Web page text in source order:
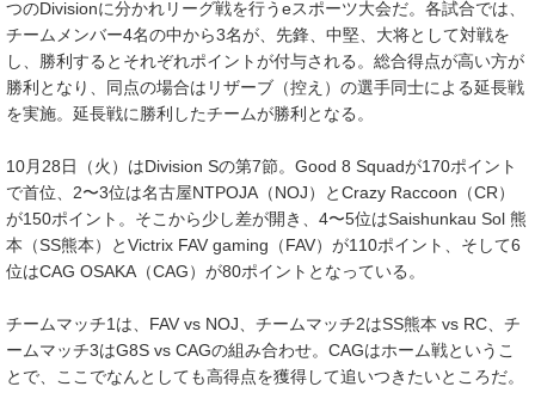
つのDivisionに分かれリーグ戦を行うeスポーツ大会だ。各試合では、
チームメンバー4名の中から3名が、先鋒、中堅、大将として対戦を
し、勝利するとそれぞれポイントが付与される。総合得点が高い方が
勝利となり、同点の場合はリザーブ（控え）の選手同士による延長戦
を実施。延長戦に勝利したチームが勝利となる。
10月28日（火）はDivision Sの第7節。Good 8 Squadが170ポイント
で首位、2〜3位は名古屋NTPOJA（NOJ）とCrazy Raccoon（CR）
が150ポイント。そこから少し差が開き、4〜5位はSaishunkau Sol 熊
本（SS熊本）とVictrix FAV gaming（FAV）が110ポイント、そして6
位はCAG OSAKA（CAG）が80ポイントとなっている。
チームマッチ1は、FAV vs NOJ、チームマッチ2はSS熊本 vs RC、チ
ームマッチ3はG8S vs CAGの組み合わせ。CAGはホーム戦というこ
とで、ここでなんとしても高得点を獲得して追いつきたいところだ。